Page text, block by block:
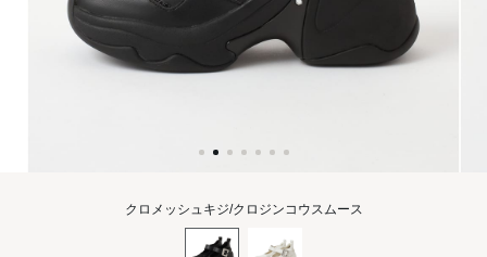
クロメッシュキジ/クロジンコウスムース